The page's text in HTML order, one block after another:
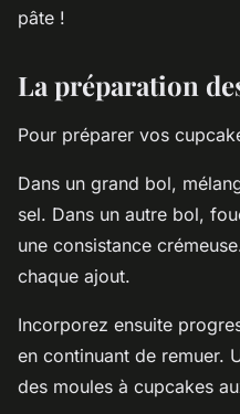
pâte !
La préparation
Pour préparer vos
Dans un grand bol,
sel. Dans un autre bol,
une consistance
chaque ajout.
Incorporez ensuite
en continuant de remuer.
des moules à cupcakes